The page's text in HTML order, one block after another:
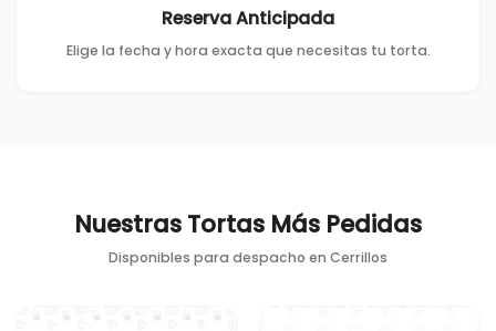
Reserva Anticipada
Elige la fecha y hora exacta que necesitas tu torta.
Nuestras Tortas Más Pedidas
Disponibles para despacho en Cerrillos